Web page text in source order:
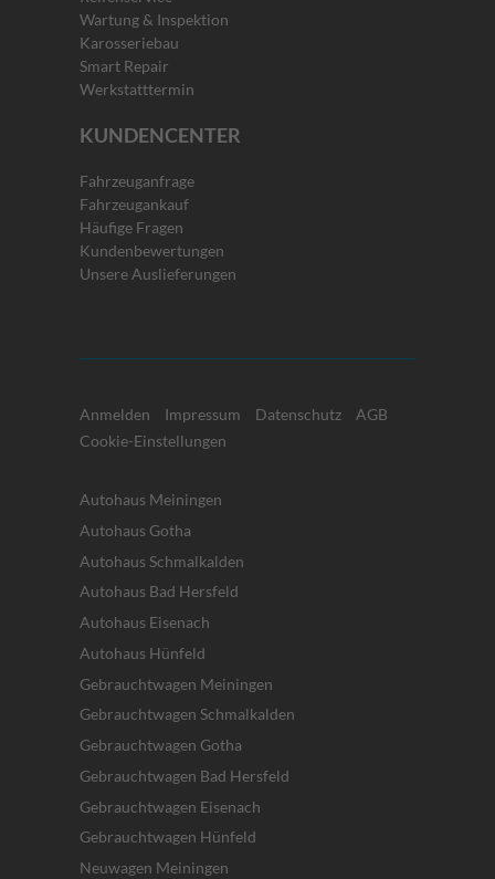
Wartung & Inspektion
Karosseriebau
Smart Repair
Werkstatttermin
KUNDENCENTER
Fahrzeuganfrage
Fahrzeugankauf
Häufige Fragen
Kundenbewertungen
Unsere Auslieferungen
Anmelden Impressum Datenschutz
AGB
Cookie-Einstellungen
Autohaus Meiningen
Autohaus Gotha
Autohaus Schmalkalden
Autohaus Bad Hersfeld
Autohaus Eisenach
Autohaus Hünfeld
Gebrauchtwagen Meiningen
Gebrauchtwagen Schmalkalden
Gebrauchtwagen Gotha
Gebrauchtwagen Bad Hersfeld
Gebrauchtwagen Eisenach
Gebrauchtwagen Hünfeld
Neuwagen Meiningen